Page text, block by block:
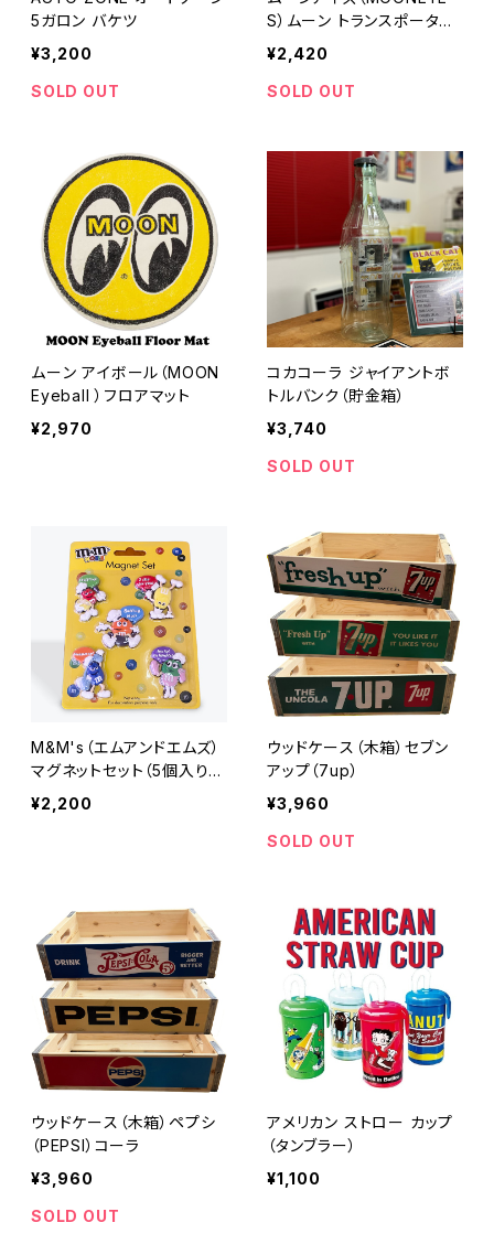
5ガロン バケツ
¥3,200
SOLD OUT
S）ムーン トランスポーター
フロアマット
¥2,420
SOLD OUT
ムーン アイボール（MOON
Eyeball ）フロアマット
¥2,970
コカコーラ ジャイアントボ
トルバンク（貯金箱）
¥3,740
SOLD OUT
M&M's（エムアンドエムズ）
マグネットセット（5個入り）
レッド・ブルー・イエロー・オ
レンジ・グリーン
¥2,200
ウッドケース（木箱）セブン
アップ（7up）
¥3,960
SOLD OUT
ウッドケース（木箱）ペプシ
（PEPSI）コーラ
¥3,960
SOLD OUT
アメリカン ストロー カップ
（タンブラー）
¥1,100